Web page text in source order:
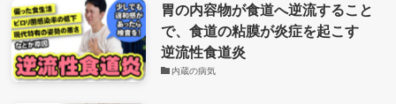
胃の内容物が食道へ逆流すること
で、食道の粘膜が炎症を起こす
逆流性食道炎
内蔵の病気